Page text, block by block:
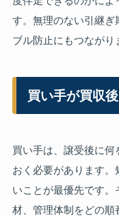
す。無理のない引継ぎ
ブル防止にもつながり
買い手が買収
買い手は、譲受後に
おく必要があります
いことが最優先です。
材、管理体制をどの順